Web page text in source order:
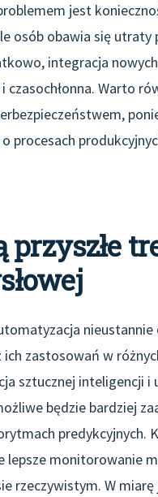
jest
osób obawia się utraty
integracja
czasochłonna. Warto
procesach
przyszłe
zastosowań w
sztucznej inteligencji i
będzie bardziej
lepsze monitorowanie
rzeczywistym. W